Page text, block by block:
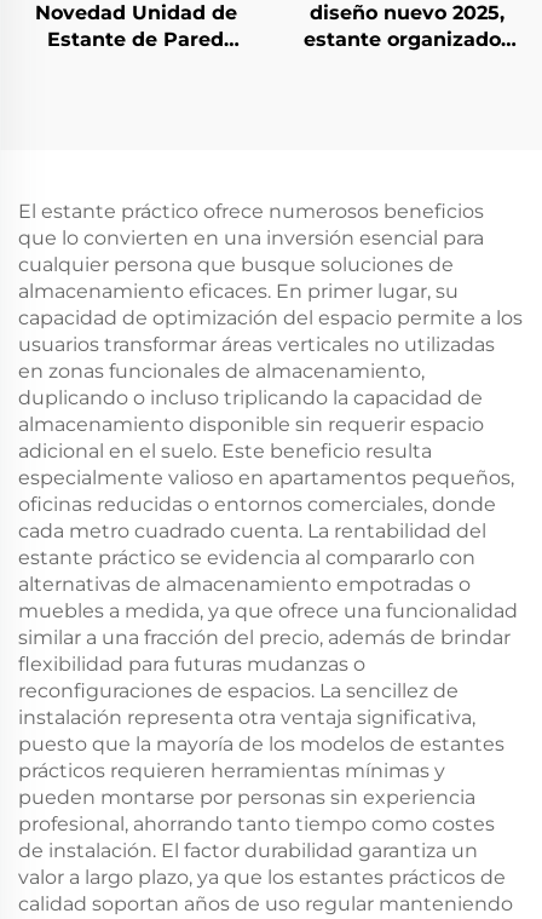
Novedad Unidad de
Estante de Pared
Estar
diseño nuevo 2025,
estante organizador
El estante práctico ofrece numerosos beneficios
que lo convierten en una inversión esencial para
cualquier persona que busque soluciones de
almacenamiento eficaces. En primer lugar, su
capacidad de optimización del espacio permite a los
usuarios transformar áreas verticales no utilizadas
en zonas funcionales de almacenamiento,
duplicando o incluso triplicando la capacidad de
almacenamiento disponible sin requerir espacio
adicional en el suelo. Este beneficio resulta
especialmente valioso en apartamentos pequeños,
oficinas reducidas o entornos comerciales, donde
cada metro cuadrado cuenta. La rentabilidad del
estante práctico se evidencia al compararlo con
alternativas de almacenamiento empotradas o
muebles a medida, ya que ofrece una funcionalidad
similar a una fracción del precio, además de brindar
flexibilidad para futuras mudanzas o
reconfiguraciones de espacios. La sencillez de
instalación representa otra ventaja significativa,
puesto que la mayoría de los modelos de estantes
prácticos requieren herramientas mínimas y
pueden montarse por personas sin experiencia
profesional, ahorrando tanto tiempo como costes
de instalación. El factor durabilidad garantiza un
valor a largo plazo, ya que los estantes prácticos de
calidad soportan años de uso regular manteniendo